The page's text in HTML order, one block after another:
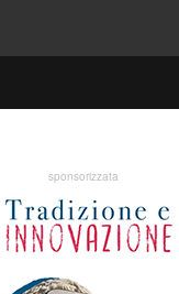
sponsorizzata